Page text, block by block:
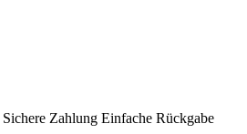
Sichere Zahlung Einfache Rückgabe